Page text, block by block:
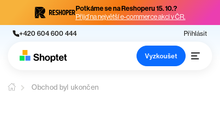
Potkáme se na Reshoperu 15. 10.?
Přijď na největší e-commerce akci v ČR.
+420 604 600 444 Přihlásit
Vyzkoušet
Obchod byl ukončen